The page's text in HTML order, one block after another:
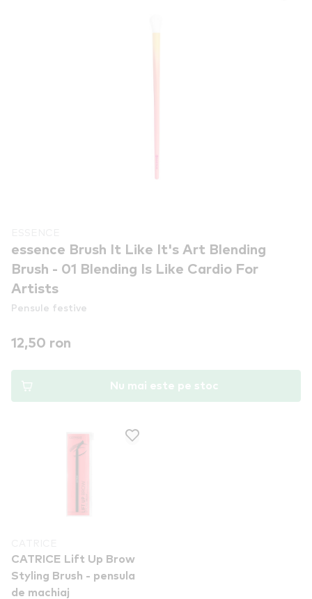
essence Brush It Like It's Art Blending
Brush - 01 Blending Is Like Cardio For
Artists
Pensule festive
12,50 ron
Nu mai este pe stoc
CATRICE Lift Up Brow
Styling Brush - pensula
de machiaj